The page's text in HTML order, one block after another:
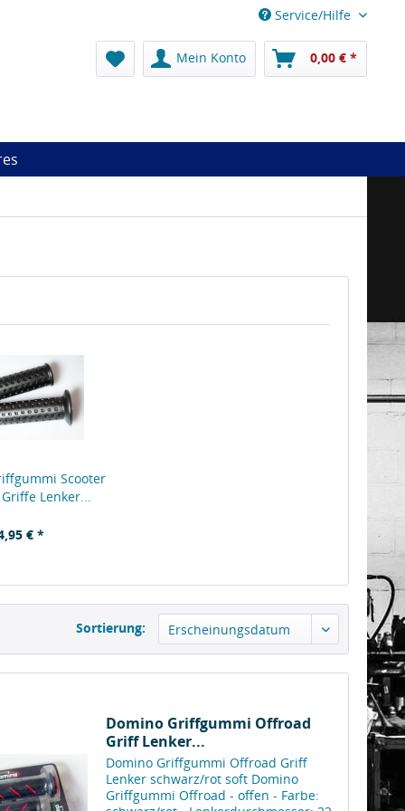
Service/Hilfe
Mein Konto 0,00 € *
Scooter
Lenker...
€ *
Sortierung:
Domino Griffgummi Offroad
Griff Lenker...
Domino Griffgummi Offroad Griff
Lenker schwarz/rot soft Domino
Griffgummi Offroad - offen - Farbe: